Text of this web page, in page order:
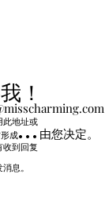
！
此地址或
形成...由您决定。
收到回复
息。